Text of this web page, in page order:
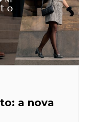
a nova